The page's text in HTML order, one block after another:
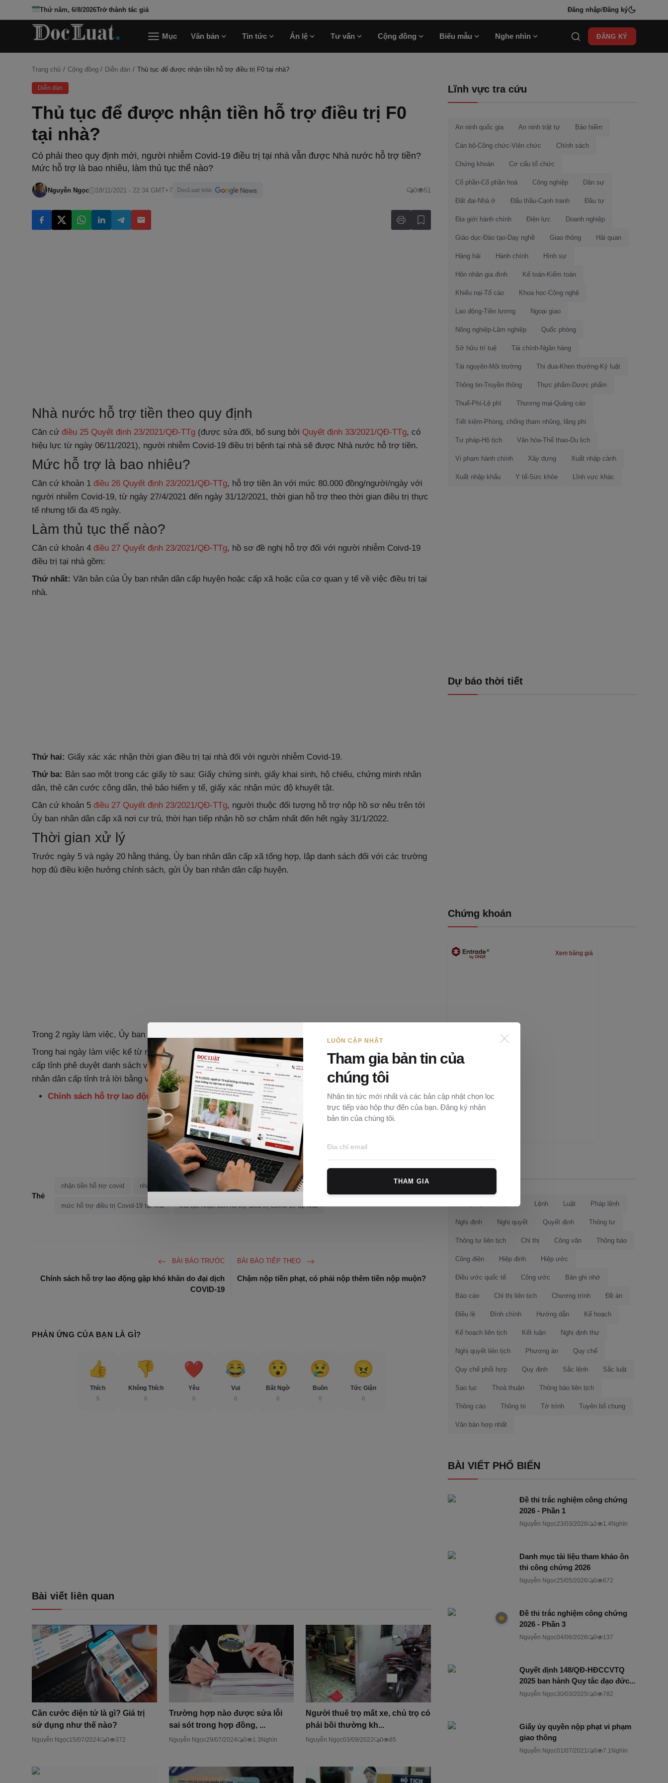
Thứ năm, 6/8/2026Trở thành tác giả Đăng nhập/Đăng ký
Mục Văn bản Tin tức Án lệ Tư vấn Cộng đồng Biểu mẫu Nghe nhìn ĐĂNG KÝ
Trang chủ Cộng đồng Diễn đàn Thủ tục để được nhận tiền hỗ trợ điều trị F0 tại nhà?
Diễn đàn
Thủ tục để được nhận tiền hỗ trợ điều trị F0
tại nhà?
Có phải theo quy định mới, người nhiễm Covid-19 điều trị tại nhà vẫn được Nhà nước hỗ trợ tiền?
Mức hỗ trợ là bao nhiêu, làm thủ tục thế nào?
Nguyễn Ngọc 18/11/2021 - 22:34 GMT+7 0 51
Nhà nước hỗ trợ tiền theo quy định
Căn cứ điều 25 Quyết định 23/2021/QĐ-TTg (được sửa đổi, bổ sung bởi Quyết định 33/2021/QĐ-TTg, có
hiệu lực từ ngày 06/11/2021), người nhiễm Covid-19 điều trị bệnh tại nhà sẽ được Nhà nước hỗ trợ tiền.
Mức hỗ trợ là bao nhiêu?
Căn cứ khoản 1 điều 26 Quyết định 23/2021/QĐ-TTg, hỗ trợ tiền ăn với mức 80.000 đồng/người/ngày với
người nhiễm Covid-19, từ ngày 27/4/2021 đến ngày 31/12/2021, thời gian hỗ trợ theo thời gian điều trị thực
tế nhưng tối đa 45 ngày.
Làm thủ tục thế nào?
Căn cứ khoản 4 điều 27 Quyết định 23/2021/QĐ-TTg, hồ sơ đề nghị hỗ trợ đối với người nhiễm Coivd-19
điều trị tại nhà gồm:
Thứ nhất: Văn bản của Ủy ban nhân dân cấp huyện hoặc cấp xã hoặc của cơ quan y tế về việc điều trị tại
nhà.
Thứ hai: Giấy xác xác nhận thời gian điều trị tại nhà đối với người nhiễm Covid-19.
Thứ ba: Bản sao một trong các giấy tờ sau: Giấy chứng sinh, giấy khai sinh, hộ chiếu, chứng minh nhân
dân, thẻ căn cước công dân, thẻ bảo hiểm y tế, giấy xác nhận mức độ khuyết tật.
Căn cứ khoản 5 điều 27 Quyết định 23/2021/QĐ-TTg, người thuộc đối tượng hỗ trợ nộp hồ sơ nêu trên tới
Ủy ban nhân dân cấp xã nơi cư trú, thời hạn tiếp nhận hồ sơ chậm nhất đến hết ngày 31/1/2022.
Thời gian xử lý
Trước ngày 5 và ngày 20 hằng tháng, Ủy ban nhân dân cấp xã tổng hợp, lập danh sách đối với các trường
hợp đủ điều kiện hưởng chính sách, gửi Ủy ban nhân dân cấp huyện.
Trong 2 ngày làm việc, Ủy ban nhân dân cấp huyện tổng hợp, trình Chủ tịch Ủy ban nhân dân cấp tỉnh.
Trong hai ngày làm việc kể từ ngày nhận được đủ hồ sơ của Ủy ban nhân dân cấp huyện, Ủy ban nhân dân
cấp tỉnh phê duyệt danh sách và chỉ đạo thực hiện chi trả hỗ trợ. Trường hợp không phê duyệt, Ủy ban
nhân dân cấp tỉnh trả lời bằng văn bản và nêu rõ lý do.
Chính sách hỗ trợ lao động gặp khó khăn do đại dịch COVID-19
Nguyễn Văn Ngọc (theo VnExpress
Thẻ
nhận tiền hỗ trợ covid nhận tiền hỗ trợ mùa dịch nhận tiền hỗ trợ covid ở đâu
mức hỗ trợ điều trị Covid-19 tại nhà thủ tục nhận tiền hỗ trợ điều trị Covid-19 tại nhà
BÀI BÁO TRƯỚC
Chính sách hỗ trợ lao động gặp khó khăn do đại dịch
COVID-19
BÀI BÁO TIÊP THEO
Chậm nộp tiền phạt, có phải nộp thêm tiền nộp muộn?
PHẢN ỨNG CỦA BẠN LÀ GÌ?
Thích
5
Không Thích
0
Yêu
0
Vui
0
Bất Ngờ
0
Buồn
0
Tức Giận
0
Bài viết liên quan
Căn cước điện tử là gì? Giá trị
sử dụng như thế nào?
Nguyễn Ngọc15/07/2024 0 372
Trường hợp nào được sửa lỗi
sai sót trong hợp đồng, ...
Nguyễn Ngọc29/07/2024 0 1.3Nghìn
Người thuê trọ mất xe, chủ trọ có
phải bồi thường kh...
Nguyễn Ngọc03/09/2022 0 85
Lĩnh vực tra cứu
An ninh quốc gia An ninh trật tự Bảo hiểm
Cán bộ-Công chức-Viên chức Chính sách
Chứng khoán Cơ cấu tổ chức
Cổ phần-Cổ phần hoá Công nghiệp Dân sự
Đất đai-Nhà ở Đấu thầu-Cạnh tranh Đầu tư
Địa giới hành chính Điện lực Doanh nghiệp
Giáo dục-Đào tạo-Dạy nghề Giao thông Hải quan
Hàng hải Hành chính Hình sự
Hôn nhân gia đình Kế toán-Kiểm toán
Khiếu nại-Tố cáo Khoa học-Công nghệ
Lao động-Tiền lương Ngoại giao
Nông nghiệp-Lâm nghiệp Quốc phòng
Sở hữu trí tuệ Tài chính-Ngân hàng
Tài nguyên-Môi trường Thi đua-Khen thưởng-Kỷ luật
Thông tin-Truyền thông Thực phẩm-Dược phẩm
Thuế-Phí-Lệ phí Thương mại-Quảng cáo
Tiết kiệm-Phòng, chống tham nhũng, lãng phí
Tư pháp-Hộ tịch Văn hóa-Thể thao-Du lịch
Vi phạm hành chính Xây dựng Xuất nhập cảnh
Xuất nhập khẩu Y tế-Sức khỏe Lĩnh vực khác
Dự báo thời tiết
Chứng khoán
Xem bảng giá
Loại văn bản
Lệnh Luật Pháp lệnh
Nghị định Nghị quyết Quyết định Thông tư
Thông tư liên tịch Chỉ thị Công văn Thông báo
Công điện Hiệp định Hiệp ước
Điều ước quốc tế Công ước Bản ghi nhớ
Báo cáo Chỉ thị liên tịch Chương trình Đề án
Điều lệ Đính chính Hướng dẫn Kế hoạch
Kế hoạch liên tịch Kết luận Nghị định thư
Nghị quyết liên tịch Phương án Quy chế
Quy chế phối hợp Quy định Sắc lệnh Sắc luật
Sao lục Thoả thuận Thông báo liên tịch
Thông cáo Thông tri Tờ trình Tuyên bố chung
Văn bản hợp nhất
BÀI VIẾT PHỔ BIẾN
Đề thi trắc nghiệm công chứng
2026 - Phần 1
Nguyễn Ngọc23/03/2026 2 1.4Nghìn
Danh mục tài liệu tham khảo ôn
thi công chứng 2026
Nguyễn Ngọc25/05/2026 0 672
Đề thi trắc nghiệm công chứng
2026 - Phần 3
Nguyễn Ngọc04/06/2026 0 137
Quyết định 148/QĐ-HĐCCVTQ
2025 ban hành Quy tắc đạo đức...
Nguyễn Ngọc30/03/2025 0 782
Giấy ủy quyền nộp phạt vi phạm
giao thông
Nguyễn Ngọc01/07/2021 0 7.1Nghìn
LUÔN CẬP NHẬT
Tham gia bản tin của
chúng tôi
Nhận tin tức mới nhất và các bản cập nhật chọn lọc
trực tiếp vào hộp thư đến của bạn. Đăng ký nhận
bản tin của chúng tôi.
THAM GIA